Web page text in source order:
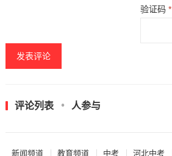
验证码*
评论列表 人参与
新闻频道 教育频道 中考 河北中考